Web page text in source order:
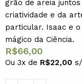
grão de areia
criatividade e da
particular. Isaac e
mágico da Ciência.
R$66,00
Ou 3x de R$22,00